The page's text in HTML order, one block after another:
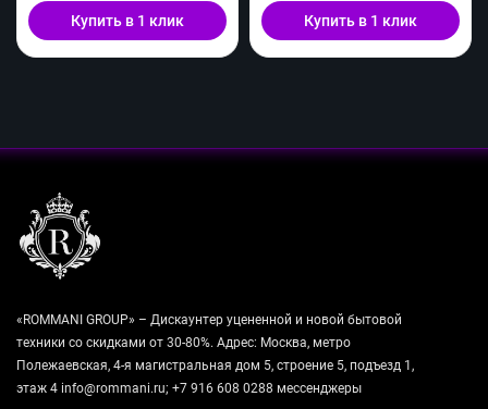
Купить в 1 клик Купить в 1 клик
«ROMMANI GROUP» – Дискаунтер уцененной и новой бытовой
техники со скидками от 30-80%. Адрес: Москва, метро
Полежаевская, 4-я магистральная дом 5, строение 5, подъезд 1,
этаж 4 info@rommani.ru; +7 916 608 0288 мессенджеры